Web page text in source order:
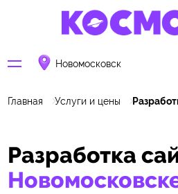
Новомосковск
Главная Услуги и цены
Разработка